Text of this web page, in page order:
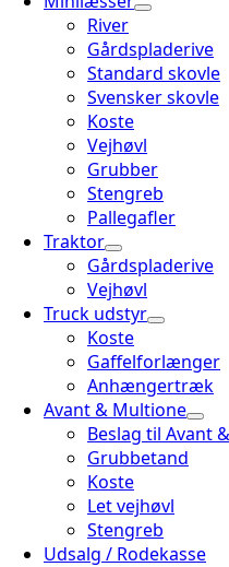
River
Gårdspladerive
Standard skovle
Svensker skovle
Koste
Vejhøvl
Grubber
Stengreb
Pallegafler
Traktor
Gårdspladerive
Vejhøvl
Truck udstyr
Koste
Gaffelforlænger
Anhængertræk
Avant & Multione
Beslag til Avant
Grubbetand
Koste
Let vejhøvl
Stengreb
Udsalg / Rodekasse